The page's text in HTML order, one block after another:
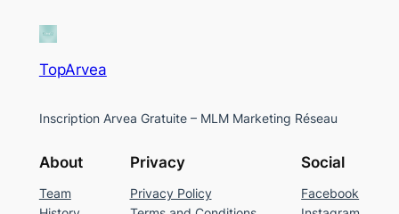
TopArvea
Inscription Arvea Gratuite – MLM Marketing Réseau
About
Team
Privacy
Privacy Policy
Social
Facebook